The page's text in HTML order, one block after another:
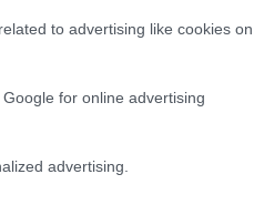
to advertising like cookies on
for online advertising
advertising.
11.8k